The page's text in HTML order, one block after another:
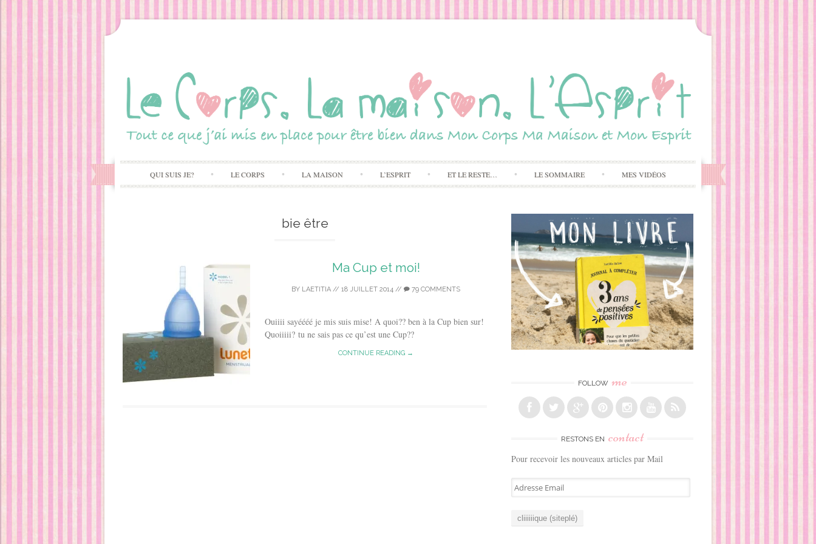
QUI SUIS JE? LE CORPS LA MAISON L’ESPRIT ET LE RESTE… LE SOMMAIRE MES VIDÉOS
bie être
Ma Cup et moi!
BY LAETITIA // 18 JUILLET 2014 // 79 COMMENTS
Ouiiii sayéééé je mis suis mise! A quoi?? ben à la Cup bien sur!
Quoiiiii? tu ne sais pas ce qu’est une Cup??
CONTINUE READING →
FOLLOW me
RESTONS EN contact
Pour recevoir les nouveaux articles par Mail
A
d